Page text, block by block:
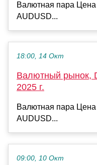
Валютная пара
AUDUSD...
18:00, 14 Окт
Валютный рынок,
2025 г.
Валютная пара
AUDUSD...
09:00, 10 Окт